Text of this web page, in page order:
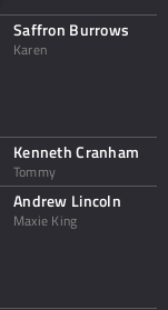
Saffron Burrows
Karen
Kenneth Cranham
Tommy
Andrew Lincoln
Maxie King